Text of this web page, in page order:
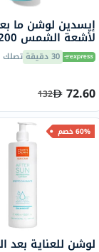
إيسدين لوشن ما
لأشعة الشمس 200 مل
30 دقيقة
72.60
132
60% خصم
لوشن للعناية بعد